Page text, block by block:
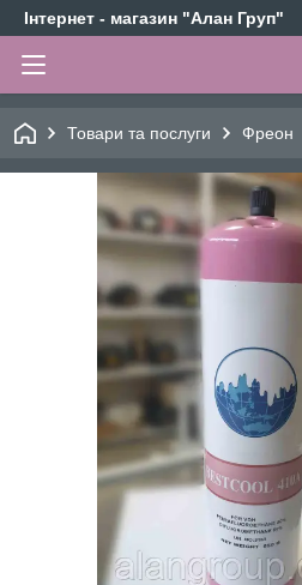
Інтернет - магазин "Алан Груп"
Товари та послуги Фреон